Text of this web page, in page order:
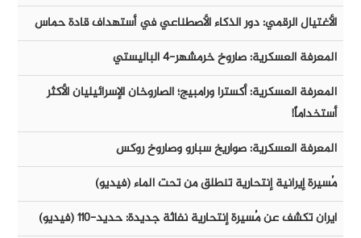
الأغتيال الرقمي: دور الذكاء الأصطناعي في أستهداف قادة حماس
المعرفة العسكرية: صاروخ خرمشهر-٤ الباليستي
المعرفة العسكرية: أكسترا ورامبيج؛ الصاروخان الإسرائيليان الأكثر
أستخداماً!
المعرفة العسكرية: صواريخ سبارو وصاروخ روكس
مُسيرة إيرانية إنتحارية تنطلق من تحت الماء (فيديو)
ايران تكشف عن مُسيرة إنتحارية نفاثة جديدة: حديد-١١٠ (فيديو)